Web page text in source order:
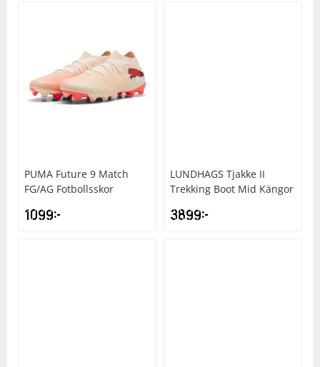
PUMA Future 9 Match
FG/AG Fotbollsskor
1099kr
LUNDHAGS Tjakke II
Trekking Boot Mid Kängor
3899kr